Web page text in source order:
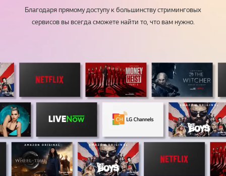
Благодаря прямому доступу к большинству стриминговых
сервисов вы всегда сможете найти то, что вам нужно.